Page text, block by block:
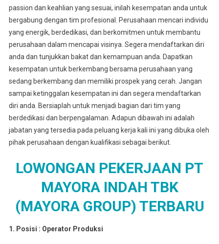
passion dan keahlian yang sesuai, inilah kesempatan anda untuk
bergabung dengan tim profesional. Perusahaan mencari individu
yang energik, berdedikasi, dan berkomitmen untuk membantu
perusahaan dalam mencapai visinya. Segera mendaftarkan diri
anda dan tunjukkan bakat dan kemampuan anda. Dapatkan
kesempatan untuk berkembang bersama perusahaan yang
sedang berkembang dan memiliki prospek yang cerah. Jangan
sampai ketinggalan kesempatan ini dan segera mendaftarkan
diri anda. Bersiaplah untuk menjadi bagian dari tim yang
berdedikasi dan berpengalaman. Adapun dibawah ini adalah
jabatan yang tersedia pada peluang kerja kali ini yang dibuka oleh
pihak perusahaan dengan kualifikasi sebagai berikut.
LOWONGAN PEKERJAAN PT
MAYORA INDAH TBK
(MAYORA GROUP) TERBARU
1. Posisi : Oреrаtоr Prоdukѕі